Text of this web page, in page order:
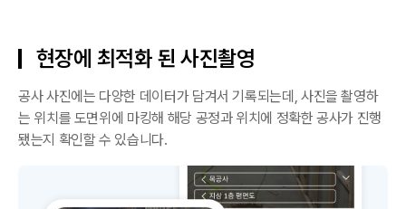
현장에 최적화 된 사진촬영
공사 사진에는 다양한 데이터가 담겨서 기록되는데, 사진을 촬영하
는 위치를 도면위에 마킹해 해당 공정과 위치에 정확한 공사가 진행
됐는지 확인할 수 있습니다.